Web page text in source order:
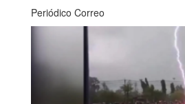
Periódico Correo